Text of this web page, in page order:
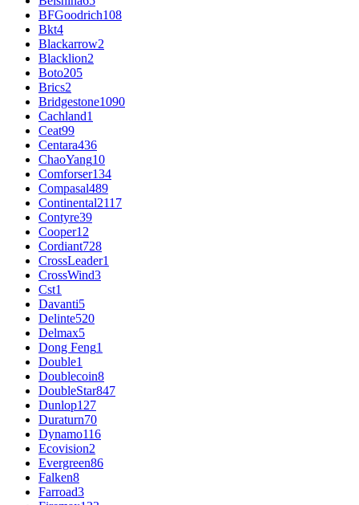
BFGoodrich108
Bkt4
Blackarrow2
Blacklion2
Boto205
Brics2
Bridgestone1090
Cachland1
Ceat99
Centara436
ChaoYang10
Comforser134
Compasal489
Continental2117
Contyre39
Cooper12
Cordiant728
CrossLeader1
CrossWind3
Cst1
Davanti5
Delinte520
Delmax5
Dong Feng1
Double1
Doublecoin8
DoubleStar847
Dunlop127
Duraturn70
Dynamo116
Ecovision2
Evergreen86
Falken8
Farroad3